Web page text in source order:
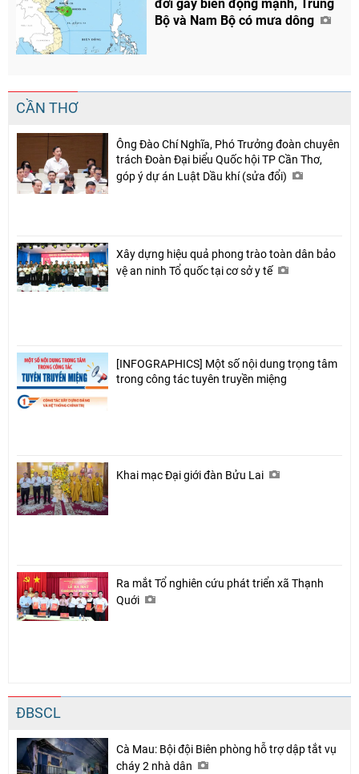
đới gây biển động mạnh, Trung
Bộ và Nam Bộ có mưa dông
CẦN THƠ
Ông Đào Chí Nghĩa, Phó Trưởng đoàn chuyên
trách Đoàn Đại biểu Quốc hội TP Cần Thơ,
góp ý dự án Luật Dầu khí (sửa đổi)
Xây dựng hiệu quả phong trào toàn dân bảo
vệ an ninh Tổ quốc tại cơ sở y tế
[INFOGRAPHICS] Một số nội dung trọng tâm
trong công tác tuyên truyền miệng
Khai mạc Đại giới đàn Bửu Lai
Ra mắt Tổ nghiên cứu phát triển xã Thạnh
Quới
ĐBSCL
Cà Mau: Bội đội Biên phòng hỗ trợ dập tắt vụ
cháy 2 nhà dân